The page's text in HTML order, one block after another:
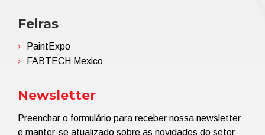
Feiras
PaintExpo
FABTECH Mexico
Newsletter
Preenchar o formulário para receber nossa newsletter
e manter-se atualizado sobre as novidades do setor